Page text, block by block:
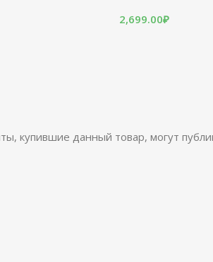
2,699.00₽
купившие данный товар, могут